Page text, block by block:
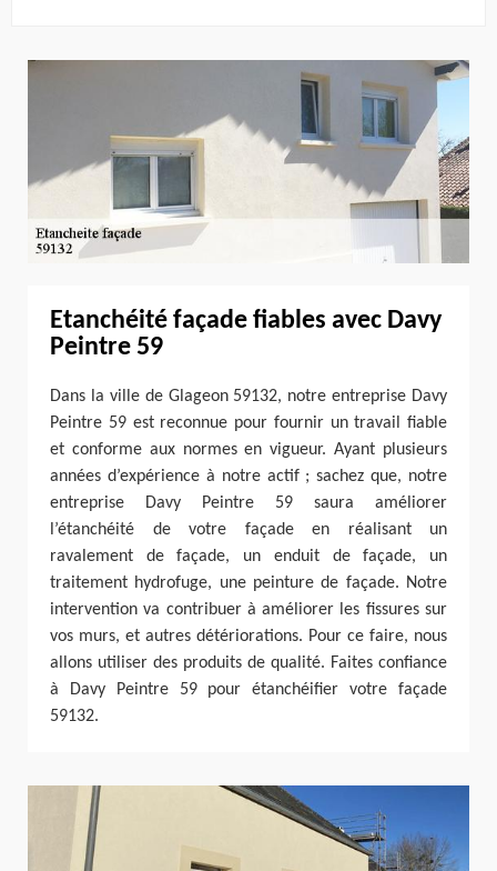
Etanchéité façade fiables avec Davy
Peintre 59
Dans la ville de Glageon 59132, notre entreprise Davy
Peintre 59 est reconnue pour fournir un travail fiable
et conforme aux normes en vigueur. Ayant plusieurs
années d’expérience à notre actif ; sachez que, notre
entreprise Davy Peintre 59 saura améliorer
l’étanchéité de votre façade en réalisant un
ravalement de façade, un enduit de façade, un
traitement hydrofuge, une peinture de façade. Notre
intervention va contribuer à améliorer les fissures sur
vos murs, et autres détériorations. Pour ce faire, nous
allons utiliser des produits de qualité. Faites confiance
à Davy Peintre 59 pour étanchéifier votre façade
59132.